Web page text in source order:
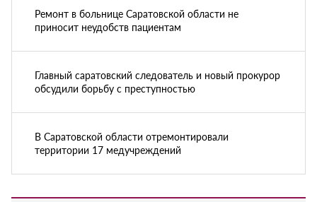
Ремонт в больнице Саратовской области не
приносит неудобств пациентам
Главный саратовский следователь и новый прокурор
обсудили борьбу с преступностью
В Саратовской области отремонтировали
территории 17 медучреждений